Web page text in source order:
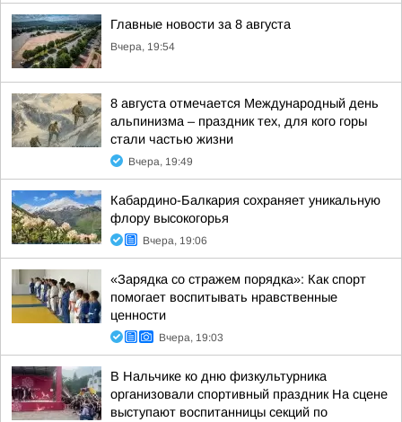
Главные новости за 8 августа
Вчера, 19:54
8 августа отмечается Международный день
альпинизма – праздник тех, для кого горы
стали частью жизни
Вчера, 19:49
Кабардино-Балкария сохраняет уникальную
флору высокогорья
Вчера, 19:06
«Зарядка со стражем порядка»: Как спорт
помогает воспитывать нравственные
ценности
Вчера, 19:03
В Нальчике ко дню физкультурника
организовали спортивный праздник На сцене
выступают воспитанницы секций по